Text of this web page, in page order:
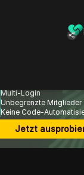
Vergleichstabelle:
als Top-Alternative
sicherste Anti-
Multi-Login
Unbegrenzte Mitglieder
Keine Code-
Jetzt